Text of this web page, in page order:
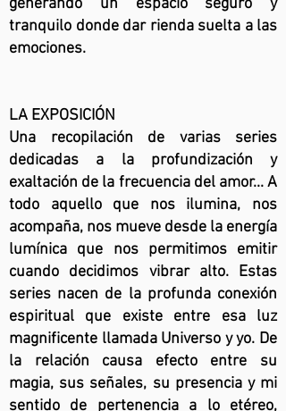
generando un espacio seguro y
tranquilo donde dar rienda suelta a las
emociones.
LA EXPOSICIÓN
Una recopilación de varias series
dedicadas a la profundización y
exaltación de la frecuencia del amor... A
todo aquello que nos ilumina, nos
acompaña, nos mueve desde la energía
lumínica que nos permitimos emitir
cuando decidimos vibrar alto. Estas
series nacen de la profunda conexión
espiritual que existe entre esa luz
magnificente llamada Universo y yo. De
la relación causa efecto entre su
magia, sus señales, su presencia y mi
sentido de pertenencia a lo etéreo,